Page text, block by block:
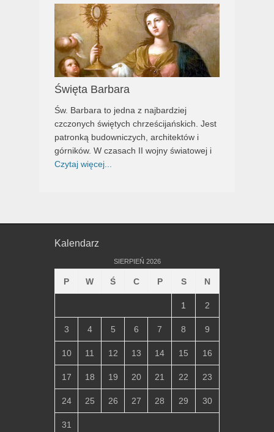
Święta Barbara
Św. Barbara to jedna z najbardziej
czczonych świętych chrześcijańskich. Jest
patronką budowniczych, architektów i
górników. W czasach II wojny światowej i
Czytaj więcej...
Kalendarz
SIERPIEŃ 2026
P W Ś C P S N
1 2
3 4 5 6 7 8 9
10 11 12 13 14 15 16
17 18 19 20 21 22 23
24 25 26 27 28 29 30
31